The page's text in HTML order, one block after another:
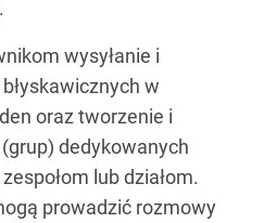
wysyłanie i
w
oraz tworzenie i
dedykowanych
lub działom.
prowadzić rozmowy